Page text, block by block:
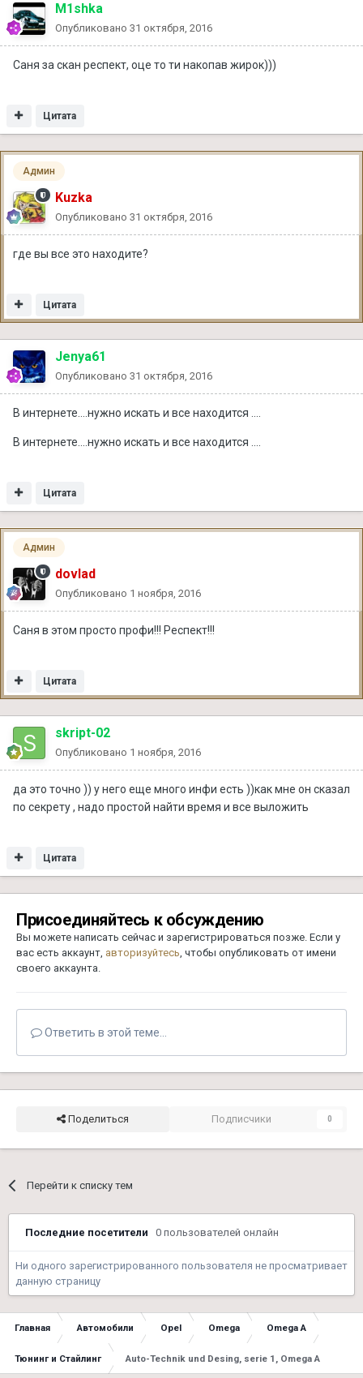
M1shka
Опубликовано 31 октября, 2016
Саня за скан респект, оце то ти накопав жирок)))
Цитата
Админ
Kuzka
Опубликовано 31 октября, 2016
где вы все это находите?
Цитата
Jenya61
Опубликовано 31 октября, 2016
В интернете....нужно искать и все находится ....
В интернете....нужно искать и все находится ....
Цитата
Админ
dovlad
Опубликовано 1 ноября, 2016
Саня в этом просто профи!!! Респект!!!
Цитата
skript-02
Опубликовано 1 ноября, 2016
да это точно )) у него еще много инфи есть ))как мне он сказал
по секрету , надо простой найти время и все выложить
Цитата
Присоединяйтесь к обсуждению
Вы можете написать сейчас и зарегистрироваться позже. Если у
вас есть аккаунт, авторизуйтесь , чтобы опубликовать от имени
своего аккаунта.
Ответить в этой теме...
Поделиться Подписчики 0
Перейти к списку тем
Последние посетители 0 пользователей онлайн
Ни одного зарегистрированного пользователя не просматривает
данную страницу
Главная Автомобили Opel Omega Omega A
Тюнинг и Стайлинг Auto-Technik und Desing, serie 1, Omega A